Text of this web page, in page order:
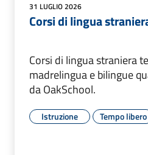
31 LUGLIO 2026
Corsi di lingua
Corsi di lingua straniera
madrelingua e bilingue
da OakSchool.
Istruzione Tempo libero